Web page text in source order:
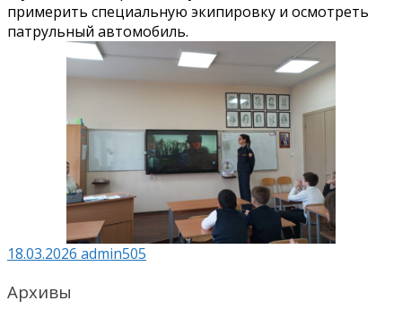
примерить специальную экипировку и осмотреть
патрульный автомобиль.
18.03.2026 admin505
Архивы